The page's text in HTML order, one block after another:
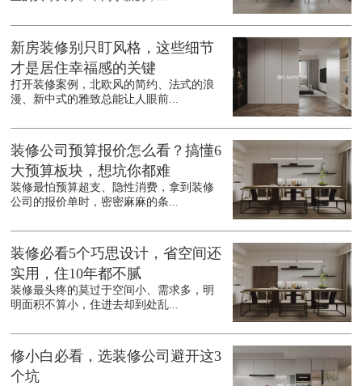
新房装修别只盯风格，这些细节
才是居住幸福感的关键
打开装修案例，北欧风的简约、法式的浪
漫、新中式的雅致总能让人眼前...
装修公司预算报价怎么看？搞懂6
大预算板块，想坑你都难
装修最怕预算超支、隐性消费，拿到装修
公司的报价单时，密密麻麻的条...
装修必看5个巧思设计，省空间还
实用，住10年都不腻
装修最头疼的莫过于空间小、需求多，明
明面积不算小，住进去却到处乱...
修小白必看，选装修公司避开这3
个坑